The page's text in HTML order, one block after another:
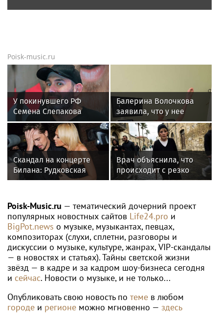
Poisk-music.ru
У покинувшего РФ
Семена Слепакова
нашли еще две
квартиры в Москве
Балерина Волочкова
заявила, что у нее
появилась гематома
после выхода на сцену
Скандал на концерте
Билана: Рудковская
прокомментировала и
Врач объяснила, что
происходит с резко
похудевшей Пугачёвой:
Poisk-Music.ru — тематический дочерний проект
популярных новостных сайтов Life24.pro и
BigPot.news о музыке, музыкантах, певцах,
композиторах (слухи, сплетни, разговоры и
дискуссии о музыке, культуре, жанрах, VIP-скандалы
— в новостях и статьях). Тайны светской жизни
звёзд — в кадре и за кадром шоу-бизнеса сегодня
и сейчас. Новости о музыке, и не только...
Опубликовать свою новость по теме в любом
городе и регионе можно мгновенно — здесь